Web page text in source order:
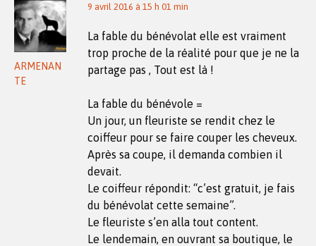
ARMENAN
TE
9 avril 2016 à 15 h 01 min
La fable du bénévolat elle est vraiment
trop proche de la réalité pour que je ne la
partage pas , Tout est là !
La fable du bénévole =
Un jour, un fleuriste se rendit chez le
coiffeur pour se faire couper les cheveux.
Après sa coupe, il demanda combien il
devait.
Le coiffeur répondit: “c’est gratuit, je fais
du bénévolat cette semaine”.
Le fleuriste s’en alla tout content.
Le lendemain, en ouvrant sa boutique, le